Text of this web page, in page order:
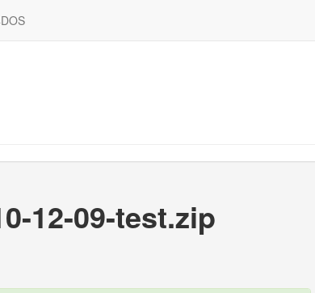
12-09-test.zip